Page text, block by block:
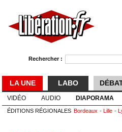
Rechercher :
LA UNE LABO
VIDÉO AUDIO DIAPORAMA
ÉDITIONS RÉGIONALES Bordeaux Lille